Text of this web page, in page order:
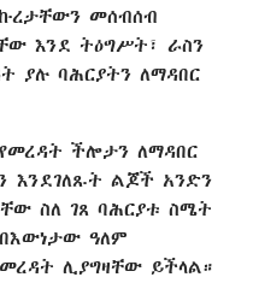
መሰብሰብ
እንደ ትዕግሥት፣ ራስን
ያሉ ባሕርያትን ለማዳበር
ችሎታን ለማዳበር
እንደገለጹት ልጆች አንድን
ስለ ገጸ ባሕርያቱ ስሜት
ዓለም
ሊያግዛቸው ይችላል።